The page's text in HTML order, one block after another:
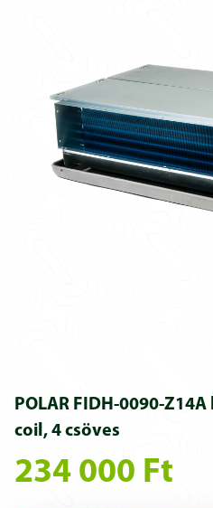
POLAR FIDH-0090-
coil, 4 csöves
234 000 Ft